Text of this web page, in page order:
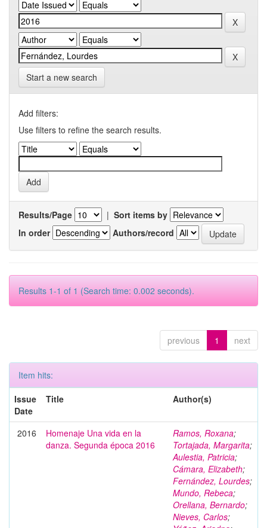
Start a new search
Add filters:
Use filters to refine the search results.
Results/Page | Sort items by
In order
Authors/record
Results 1-1 of 1 (Search time: 0.002 seconds).
previous 1 next
Item hits:
Issue
Date
Title Author(s)
2016
Homenaje Una vida en la
danza. Segunda época 2016
Ramos, Roxana;
Tortajada, Margarita;
Aulestia, Patricia;
Cámara, Elizabeth;
Fernández, Lourdes;
Mundo, Rebeca;
Orellana, Bernardo;
Nieves, Carlos;